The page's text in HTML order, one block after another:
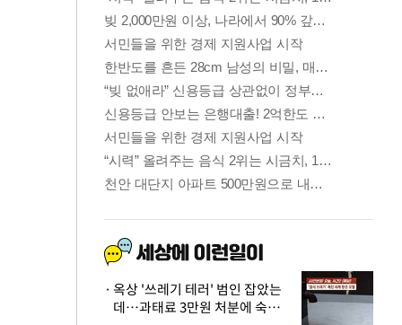
옥상 '쓰레기 테러' 범인 잡았는
데…과태료 3만원 처분에 숙박업